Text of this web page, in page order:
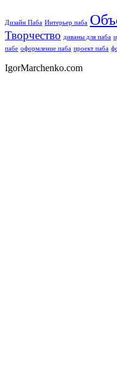
Дизайн Паба Интерьер паба
Творчество диваны для паба
пабе оформление паба проект паба
IgorMarchenko.com